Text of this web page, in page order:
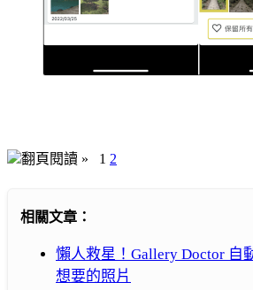
翻頁閱讀 » 1 2
相關文章：
懶人救星！Gallery Doctor 自
想要的照片